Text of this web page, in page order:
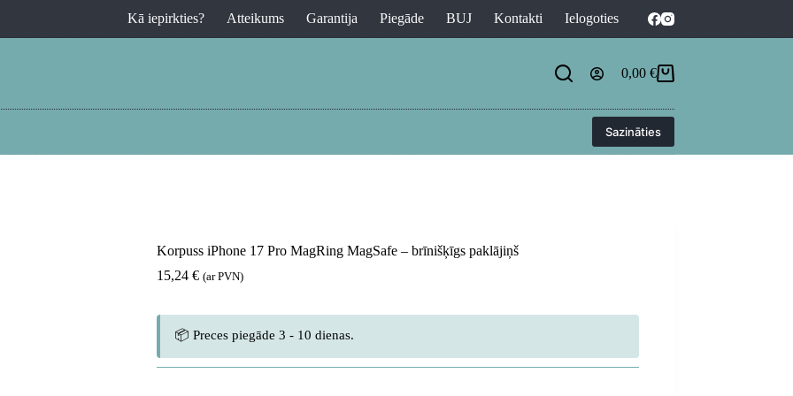
Kā iepirkties? Atteikums Garantija Piegāde BUJ Kontakti Ielogoties
Shopping
0,00 €
Sazināties
Korpuss iPhone 17 Pro MagRing MagSafe – brīnišķīgs paklājiņš
15,24 € (ar PVN)
📦 Preces piegāde 3 - 10 dienas.